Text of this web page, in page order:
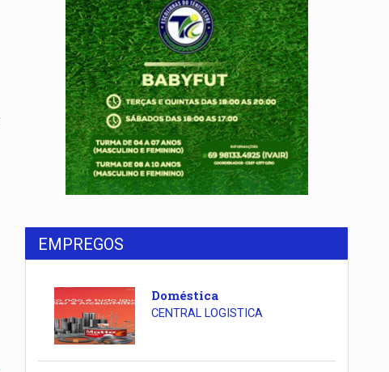
EMPREGOS
Doméstica
CENTRAL LOGISTICA